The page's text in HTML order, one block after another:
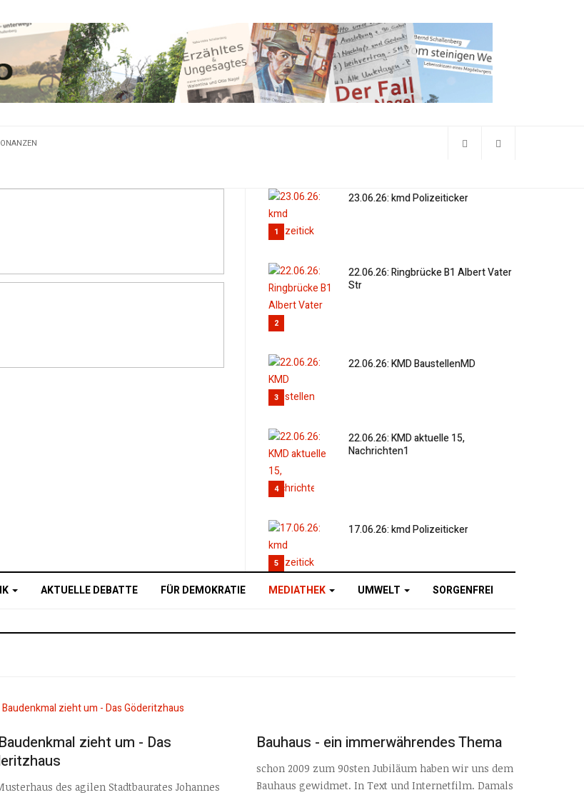
1
23.06.26: kmd Polizeiticker
2
22.06.26: Ringbrücke B1 Albert Vater
Str
3
22.06.26: KMD BaustellenMD
4
22.06.26: KMD aktuelle 15,
Nachrichten1
5
17.06.26: kmd Polizeiticker
AKTUELLE DEBATTE FÜR DEMOKRATIE MEDIATHEK UMWELT SORGENFREI
zieht um - Das
des agilen Stadtbaurates Johannes
Bauhaus - ein immerwährendes Thema
schon 2009 zum 90sten Jubiläum haben wir uns dem
Bauhaus gewidmet. In Text und Internetfilm. Damals